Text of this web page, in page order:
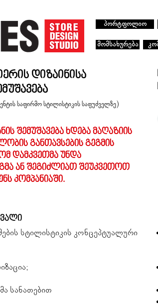
პორტფოლიო
მომსახურება
დიზაინისა
საფირმო სტილისტიკის საფუძველზე)
შემუშავება ხდება მაღაზიის
განთავსების გეგმის
დამკვეთმა უნდა
ან შეგიძლიათ შეუკვეთოთ
კომპანიაში.
სტილისტიკის კონცეპტუალური
სანათებით